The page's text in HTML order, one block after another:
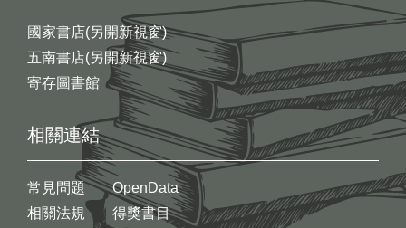
國家書店(另開新視窗)
五南書店(另開新視窗)
寄存圖書館
相關連結
常見問題
相關法規
OpenData
得獎書目